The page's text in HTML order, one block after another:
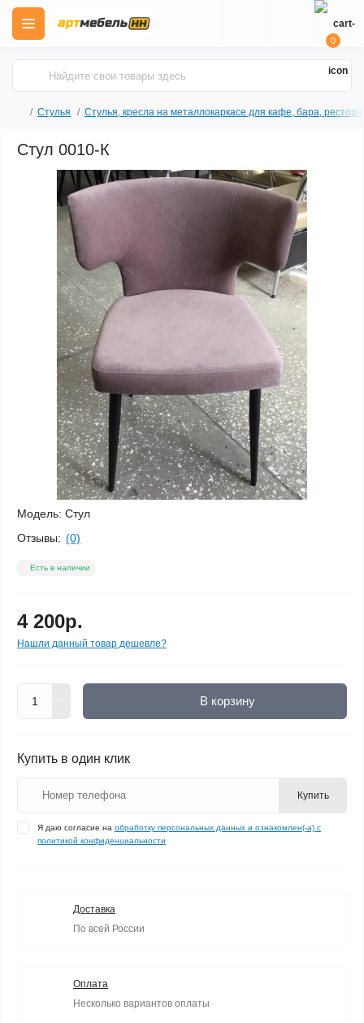
0
Стулья Стулья, кресла на металлокаркасе для кафе, бара,
Стул 0010-К
Модель: Стул
Отзывы: (0)
Есть в наличии
4 200р.
Нашли данный товар дешевле?
В корзину
Купить в один клик
Купить
Я даю согласие на обработку персональных данных и ознакомлен(-а) с
политикой конфиденциальности
Доставка
По всей России
Оплата
Несколько вариантов оплаты